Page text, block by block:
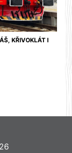
KŘIVOKLÁT I